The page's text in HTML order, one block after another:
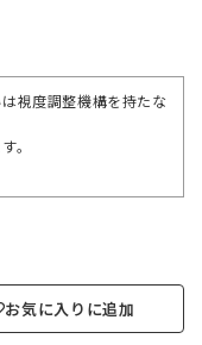
視度調整機構を持たな
。
お気に入りに追加